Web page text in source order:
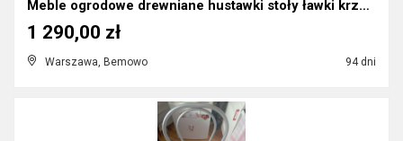
Meble ogrodowe drewniane hustawki stoły ławki krze...
Warszawa, Bemowo 94 dni
1 290,00 zł